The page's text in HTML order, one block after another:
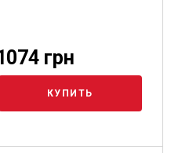
грн
КУПИТЬ